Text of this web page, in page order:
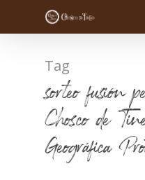
Tag
sorteo fusión
Chosco de
Geográfica